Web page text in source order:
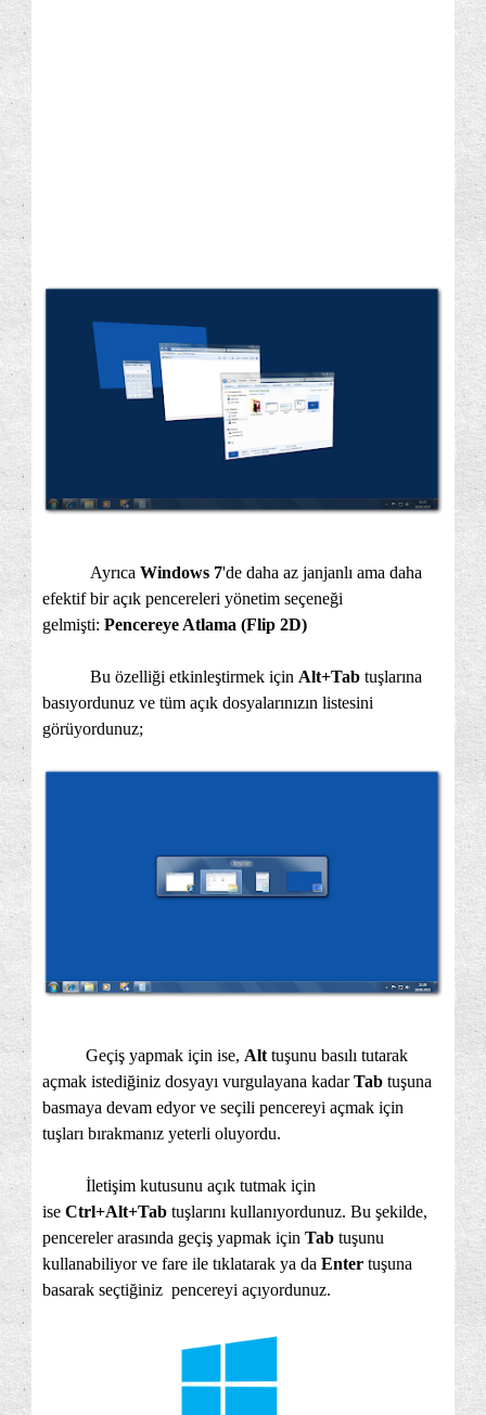
Ayrıca Windows 7'de daha az janjanlı ama daha
efektif bir açık pencereleri yönetim seçeneği
gelmişti: Pencereye Atlama (Flip 2D)
Bu özelliği etkinleştirmek için Alt+Tab tuşlarına
basıyordunuz ve tüm açık dosyalarınızın listesini
görüyordunuz;
Geçiş yapmak için ise, Alt tuşunu basılı tutarak
açmak istediğiniz dosyayı vurgulayana kadarTab tuşuna
basmaya devam edyor ve seçili pencereyi açmak için
tuşları bırakmanız yeterli oluyordu.
İletişim kutusunu açık tutmak için
ise Ctrl+Alt+Tab tuşlarını kullanıyordunuz. Bu şekilde,
pencereler arasında geçiş yapmak için Tab tuşunu
kullanabiliyor ve fare ile tıklatarak ya da Enter tuşuna
basarak seçtiğiniz pencereyi açıyordunuz.